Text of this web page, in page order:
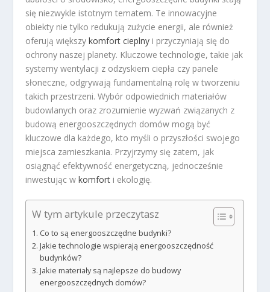
się niezwykle istotnym tematem. Te innowacyjne
obiekty nie tylko redukują zużycie energii, ale również
oferują większykomfort cieplny i przyczyniają się do
ochrony naszej planety. Kluczowe technologie, takie jak
systemy wentylacji z odzyskiem ciepła czy panele
słoneczne, odgrywają fundamentalną rolę w tworzeniu
takich przestrzeni. Wybór odpowiednich materiałów
budowlanych oraz zrozumienie wyzwań związanych z
budową energooszczędnych domów mogą być
kluczowe dla każdego, kto myśli o przyszłości swojego
miejsca zamieszkania. Przyjrzymy się zatem, jak
osiągnąć efektywność energetyczną, jednocześnie
inwestując wkomfort i ekologię.
W tym artykule przeczytasz
Co to są energooszczędne budynki?
Jakie technologie wspierają energooszczędność
budynków?
Jakie materiały są najlepsze do budowy
energooszczędnych domów?